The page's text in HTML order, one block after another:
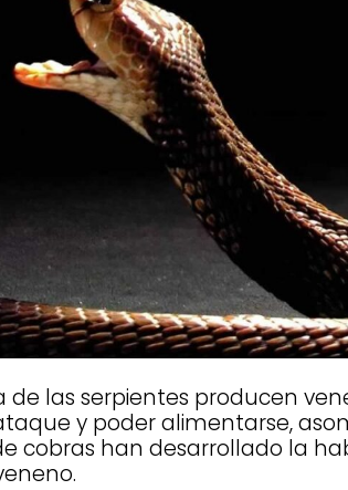
las serpientes producen
y poder alimentarse,
cobras han desarrollado la